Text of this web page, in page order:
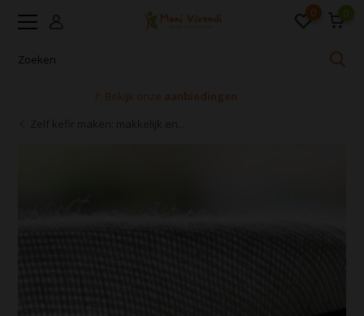
0 0
Voor 16:00 uur besteld, dezelfde dag verzonden